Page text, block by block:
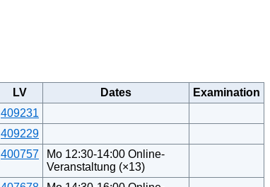
LV Dates
Examination
409231
409229
400757
Mo 12:30-14:00 Online-
Veranstaltung (×13)